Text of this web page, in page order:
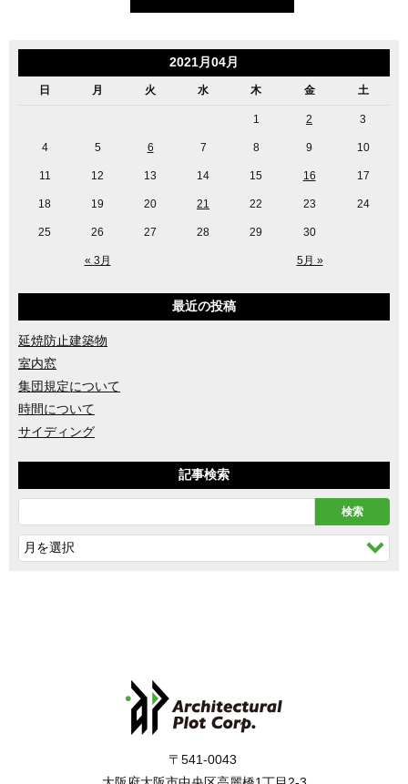
2021月04月
日 月 火 水 木 金 土
« 3月 5月 »
1 2 3
4 5 6 7 8 9 10
11 12 13 14 15 16 17
18 19 20 21 22 23 24
25 26 27 28 29 30
最近の投稿
延焼防止建築物
室内窓
集団規定について
時間について
サイディング
記事検索
〒541-0043